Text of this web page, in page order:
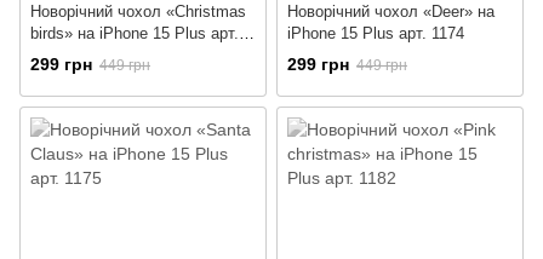
Новорічний чохол «Christmas
birds» на iPhone 15 Plus арт.
1172
299 грн 449 грн
Новорічний чохол «Deer» на
iPhone 15 Plus арт. 1174
299 грн 449 грн